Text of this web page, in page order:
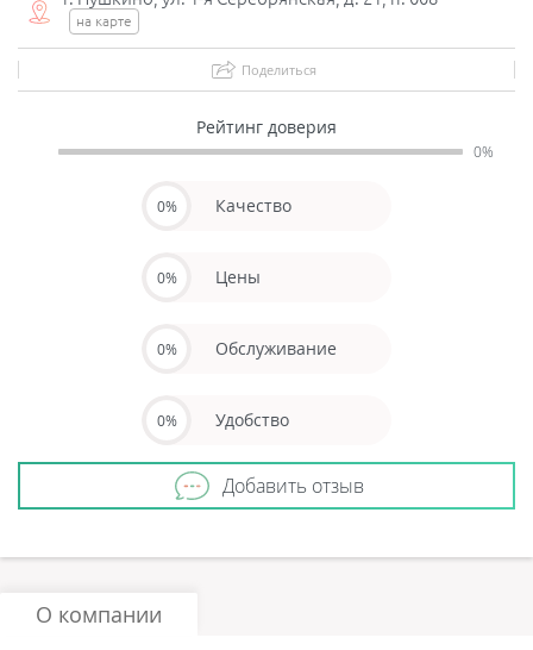
на карте
Поделиться
Рейтинг доверия
0%
0% Качество
0% Цены
0% Обслуживание
0% Удобство
Добавить отзыв
О компании